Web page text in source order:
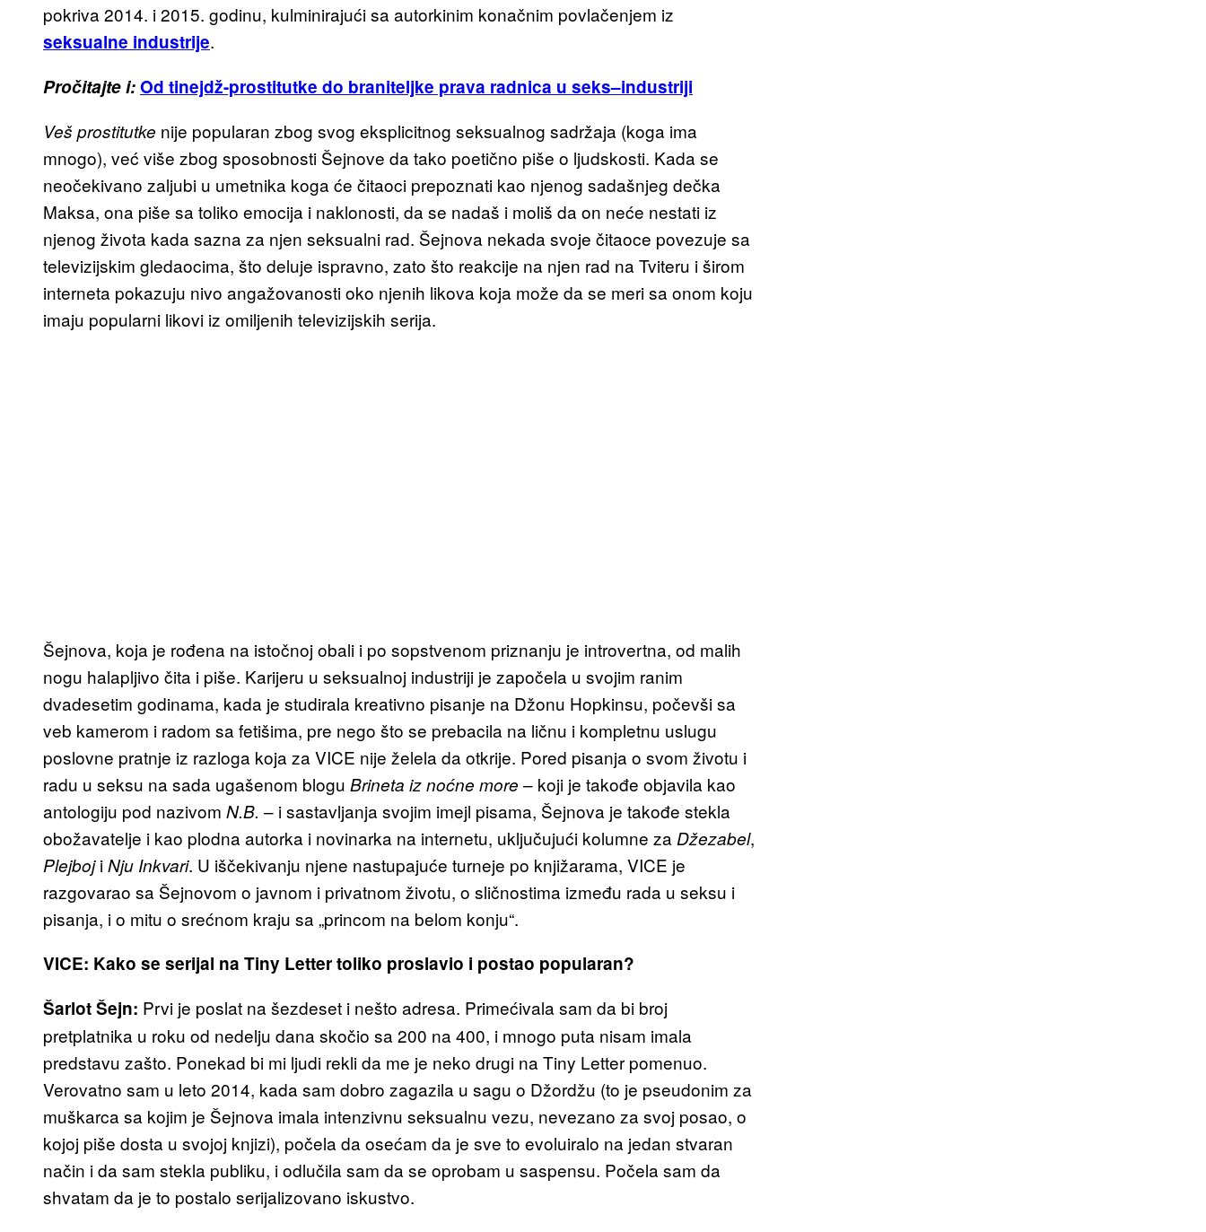
pokriva 2014. i 2015. godinu, kulminirajući sa autorkinim konačnim povlačenjem iz
seksualne industrije.
Pročitajte i:Od tinejdž-prostitutke do braniteljke prava radnica u seks–industriji
Veš prostitutke nije popularan zbog svog eksplicitnog seksualnog sadržaja (koga ima
mnogo), već više zbog sposobnosti Šejnove da tako poetično piše o ljudskosti. Kada se
neočekivano zaljubi u umetnika koga će čitaoci prepoznati kao njenog sadašnjeg dečka
Maksa, ona piše sa toliko emocija i naklonosti, da se nadaš i moliš da on neće nestati iz
njenog života kada sazna za njen seksualni rad. Šejnova nekada svoje čitaoce povezuje sa
televizijskim gledaocima, što deluje ispravno, zato što reakcije na njen rad na Tviteru i širom
interneta pokazuju nivo angažovanosti oko njenih likova koja može da se meri sa onom koju
imaju popularni likovi iz omiljenih televizijskih serija.
Šejnova, koja je rođena na istočnoj obali i po sopstvenom priznanju je introvertna, od malih
nogu halapljivo čita i piše. Karijeru u seksualnoj industriji je započela u svojim ranim
dvadesetim godinama, kada je studirala kreativno pisanje na Džonu Hopkinsu, počevši sa
veb kamerom i radom sa fetišima, pre nego što se prebacila na ličnu i kompletnu uslugu
poslovne pratnje iz razloga koja za VICE nije želela da otkrije. Pored pisanja o svom životu i
radu u seksu na sada ugašenom blogu Brineta iz noćne more – koji je takođe objavila kao
antologiju pod nazivom N.B. – i sastavljanja svojim imejl pisama, Šejnova je takođe stekla
obožavatelje i kao plodna autorka i novinarka na internetu, uključujući kolumne za Džezabel,
PlejbojiNju Inkvari. U iščekivanju njene nastupajuće turneje po knjižarama, VICE je
razgovarao sa Šejnovom o javnom i privatnom životu, o sličnostima između rada u seksu i
pisanja, i o mitu o srećnom kraju sa „princom na belom konju“.
VICE: Kako se serijal na Tiny Letter toliko proslavio i postao popularan?
Šarlot Šejn: Prvi je poslat na šezdeset i nešto adresa. Primećivala sam da bi broj
pretplatnika u roku od nedelju dana skočio sa 200 na 400, i mnogo puta nisam imala
predstavu zašto. Ponekad bi mi ljudi rekli da me je neko drugi na Tiny Letter pomenuo.
Verovatno sam u leto 2014, kada sam dobro zagazila u sagu o Džordžu (to je pseudonim za
muškarca sa kojim je Šejnova imala intenzivnu seksualnu vezu, nevezano za svoj posao, o
kojoj piše dosta u svojoj knjizi), počela da osećam da je sve to evoluiralo na jedan stvaran
način i da sam stekla publiku, i odlučila sam da se oprobam u saspensu. Počela sam da
shvatam da je to postalo serijalizovano iskustvo.